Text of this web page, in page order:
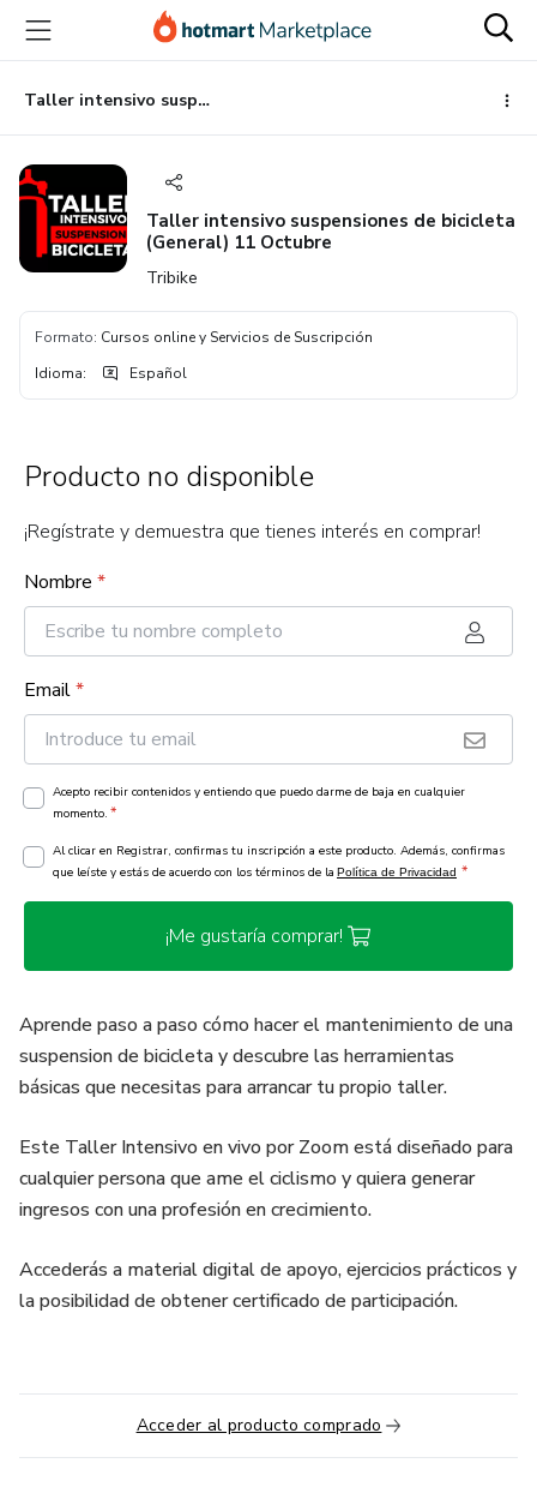
principal
página
de
página
Taller intensivo suspensiones de bicicleta (General) 11 Octubre
Taller intensivo suspensiones de bicicleta
(General) 11 Octubre
Tribike
Formato: Cursos online y Servicios de Suscripción
Idioma: Español
Producto no disponible
¡Regístrate y demuestra que tienes interés en comprar!
Nombre *
Email*
Acepto recibir contenidos y entiendo que puedo darme de baja en cualquier
momento. *
Al clicar en Registrar, confirmas tu inscripción a este producto. Además, confirmas
que leíste y estás de acuerdo con los términos de la Política de Privacidad *
¡Me gustaría comprar!
Aprende paso a paso cómo hacer el mantenimiento de una
suspension de bicicleta y descubre las herramientas
básicas que necesitas para arrancar tu propio taller.
Este Taller Intensivo en vivo por Zoom está diseñado para
cualquier persona que ame el ciclismo y quiera generar
ingresos con una profesión en crecimiento.
Accederás a material digital de apoyo, ejercicios prácticos y
la posibilidad de obtener certificado de participación.
Acceder al producto comprado